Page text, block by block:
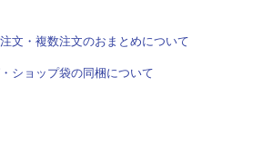
文・複数注文のおまとめについて
ショップ袋の同梱について